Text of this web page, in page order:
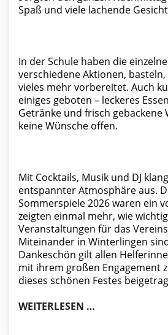
Spaß und viele lachende
In der Schule haben die
verschiedene Aktionen,
vieles mehr vorbereitet. Auch
einiges geboten – leckeres
Getränke und frisch gebackene
keine Wünsche offen.
Mit Cocktails, Musik und DJ
entspannter Atmosphäre aus.
Sommerspiele 2026 waren ein
zeigten einmal mehr, wie
Veranstaltungen für das
Miteinander in Winterlingen
Dankeschön gilt allen
mit ihrem großen Engagement
dieses schönen Festes
WEITERLESEN …